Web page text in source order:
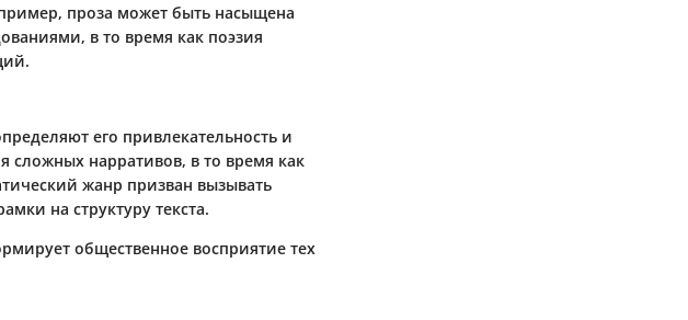
проза может быть насыщена
в то время как поэзия
его привлекательность и
сложных нарративов, в то время как
жанр призван вызывать
на структуру текста.
общественное восприятие тех